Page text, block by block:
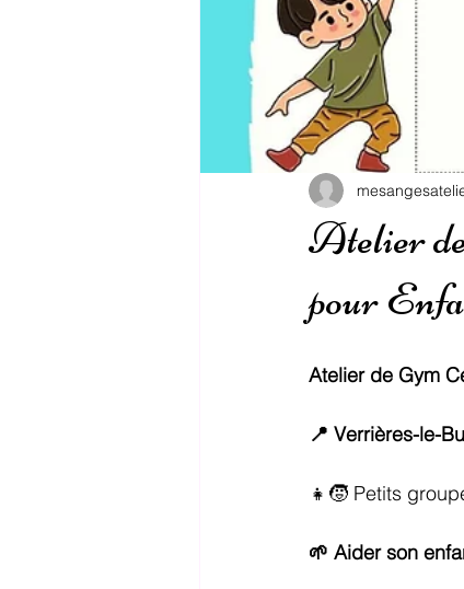
Atelier
pour
Atelier de Gym
📍 Verrières-le-
👧🧒 Petits
🌱 Aider son